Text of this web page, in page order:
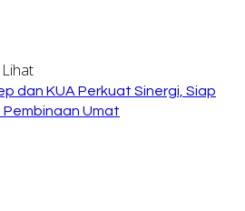
dan KUA Perkuat Sinergi, Siap
Pembinaan Umat